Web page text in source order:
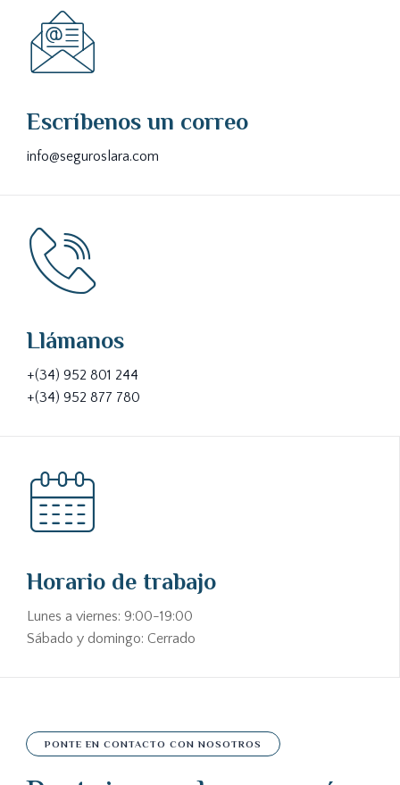
Escríbenos un correo
info@seguroslara.com
Llámanos
+(34) 952 801 244
+(34) 952 877 780
Horario de trabajo
Lunes a viernes: 9:00-19:00
Sábado y domingo: Cerrado
PONTE EN CONTACTO CON NOSOTROS